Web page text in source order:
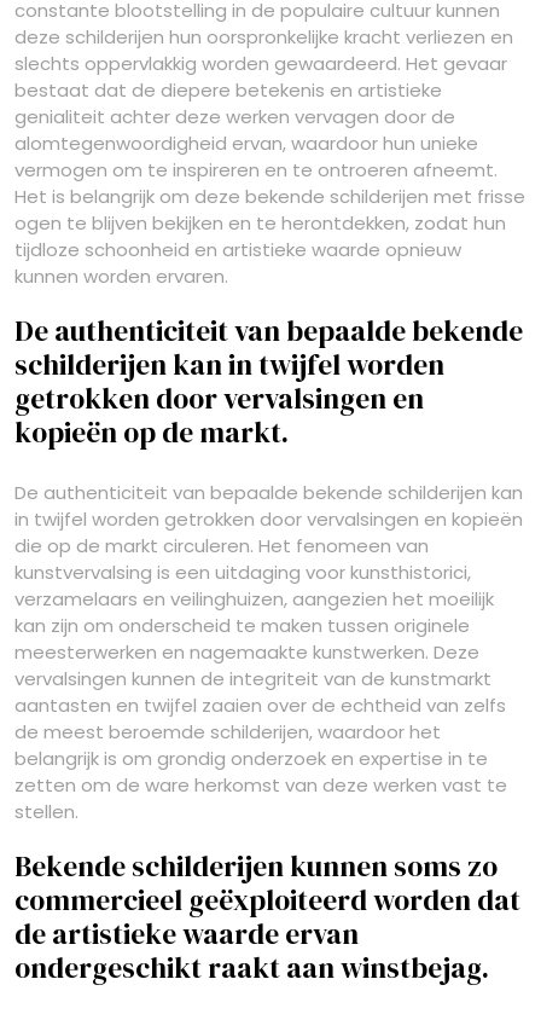
constante blootstelling in de populaire cultuur kunnen
deze schilderijen hun oorspronkelijke kracht verliezen en
slechts oppervlakkig worden gewaardeerd. Het gevaar
bestaat dat de diepere betekenis en artistieke
genialiteit achter deze werken vervagen door de
alomtegenwoordigheid ervan, waardoor hun unieke
vermogen om te inspireren en te ontroeren afneemt.
Het is belangrijk om deze bekende schilderijen met frisse
ogen te blijven bekijken en te herontdekken, zodat hun
tijdloze schoonheid en artistieke waarde opnieuw
kunnen worden ervaren.
De authenticiteit van bepaalde bekende
schilderijen kan in twijfel worden
getrokken door vervalsingen en
kopieën op de markt.
De authenticiteit van bepaalde bekende schilderijen kan
in twijfel worden getrokken door vervalsingen en kopieën
die op de markt circuleren. Het fenomeen van
kunstvervalsing is een uitdaging voor kunsthistorici,
verzamelaars en veilinghuizen, aangezien het moeilijk
kan zijn om onderscheid te maken tussen originele
meesterwerken en nagemaakte kunstwerken. Deze
vervalsingen kunnen de integriteit van de kunstmarkt
aantasten en twijfel zaaien over de echtheid van zelfs
de meest beroemde schilderijen, waardoor het
belangrijk is om grondig onderzoek en expertise in te
zetten om de ware herkomst van deze werken vast te
stellen.
Bekende schilderijen kunnen soms zo
commercieel geëxploiteerd worden dat
de artistieke waarde ervan
ondergeschikt raakt aan winstbejag.